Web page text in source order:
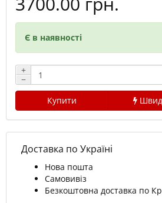
Є в наявності
+
−
Купити
Доставка по Україні
Нова пошта
Самовивіз
Безкоштовна доставка по